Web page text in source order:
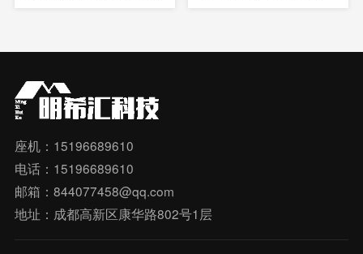
座机：15196689610
电话：15196689610
邮箱：844077458@qq.com
地址：成都高新区康华路802号1层